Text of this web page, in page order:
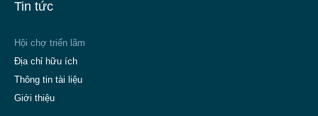
Tin tức
Hội chợ triển lãm
Địa chỉ hữu ích
Thông tin tài liệu
Giới thiệu